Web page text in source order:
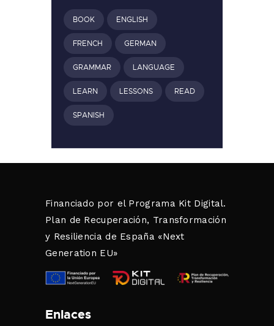
BOOK ENGLISH
FRENCH GERMAN
GRAMMAR LANGUAGE
LEARN LESSONS READ
SPANISH
Financiado por el Programa Kit Digital.
Plan de Recuperación, Transformación
y Resiliencia de España «Next
Generation EU»
Enlaces